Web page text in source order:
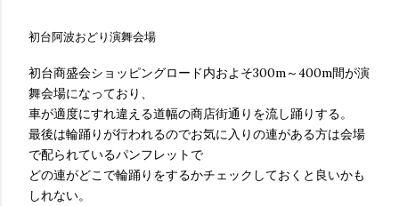
初台阿波おどり演舞会場
初台商盛会ショッピングロード内およそ300m～400m間が演
舞会場になっており、
車が適度にすれ違える道幅の商店街通りを流し踊りする。
最後は輪踊りが行われるのでお気に入りの連がある方は会場
で配られているパンフレットで
どの連がどこで輪踊りをするかチェックしておくと良いかも
しれない。